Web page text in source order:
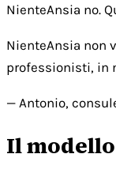
NienteAnsia no.
NienteAnsia non
professionisti, in
— Antonio,
Il